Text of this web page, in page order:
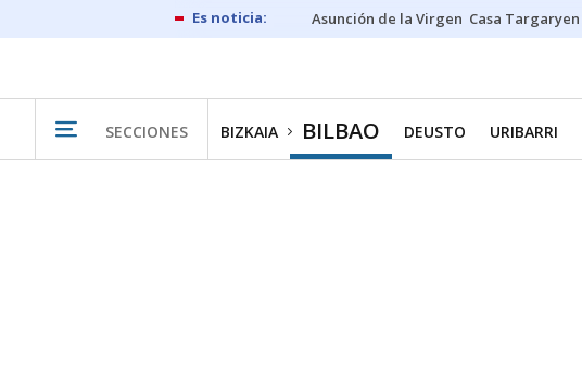
Asunción de la Virgen Casa Targaryen
SECCIONES BIZKAIA BILBAO DEUSTO URIBARRI